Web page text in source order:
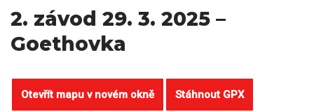
2. závod 29. 3. 2025 –
Goethovka
Otevřít mapu v novém okně Stáhnout GPX